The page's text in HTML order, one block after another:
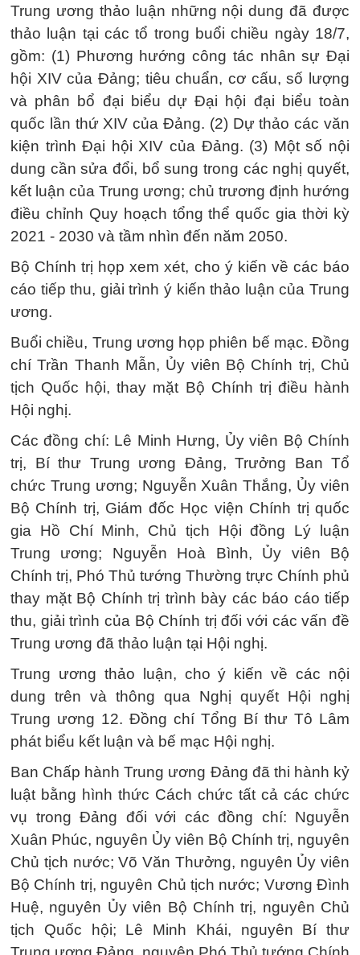
Trung ương thảo luận những nội dung đã được
thảo luận tại các tổ trong buổi chiều ngày 18/7,
gồm: (1) Phương hướng công tác nhân sự Đại
hội XIV của Đảng; tiêu chuẩn, cơ cấu, số lượng
và phân bổ đại biểu dự Đại hội đại biểu toàn
quốc lần thứ XIV của Đảng. (2) Dự thảo các văn
kiện trình Đại hội XIV của Đảng. (3) Một số nội
dung cần sửa đổi, bổ sung trong các nghị quyết,
kết luận của Trung ương; chủ trương định hướng
điều chỉnh Quy hoạch tổng thể quốc gia thời kỳ
2021 - 2030 và tầm nhìn đến năm 2050.
Bộ Chính trị họp xem xét, cho ý kiến về các báo
cáo tiếp thu, giải trình ý kiến thảo luận của Trung
ương.
Buổi chiều, Trung ương họp phiên bế mạc. Đồng
chí Trần Thanh Mẫn, Ủy viên Bộ Chính trị, Chủ
tịch Quốc hội, thay mặt Bộ Chính trị điều hành
Hội nghị.
Các đồng chí: Lê Minh Hưng, Ủy viên Bộ Chính
trị, Bí thư Trung ương Đảng, Trưởng Ban Tổ
chức Trung ương; Nguyễn Xuân Thắng, Ủy viên
Bộ Chính trị, Giám đốc Học viện Chính trị quốc
gia Hồ Chí Minh, Chủ tịch Hội đồng Lý luận
Trung ương; Nguyễn Hoà Bình, Ủy viên Bộ
Chính trị, Phó Thủ tướng Thường trực Chính phủ
thay mặt Bộ Chính trị trình bày các báo cáo tiếp
thu, giải trình của Bộ Chính trị đối với các vấn đề
Trung ương đã thảo luận tại Hội nghị.
Trung ương thảo luận, cho ý kiến về các nội
dung trên và thông qua Nghị quyết Hội nghị
Trung ương 12. Đồng chí Tổng Bí thư Tô Lâm
phát biểu kết luận và bế mạc Hội nghị.
Ban Chấp hành Trung ương Đảng đã thi hành kỷ
luật bằng hình thức Cách chức tất cả các chức
vụ trong Đảng đối với các đồng chí: Nguyễn
Xuân Phúc, nguyên Ủy viên Bộ Chính trị, nguyên
Chủ tịch nước; Võ Văn Thưởng, nguyên Ủy viên
Bộ Chính trị, nguyên Chủ tịch nước; Vương Đình
Huệ, nguyên Ủy viên Bộ Chính trị, nguyên Chủ
tịch Quốc hội; Lê Minh Khái, nguyên Bí thư